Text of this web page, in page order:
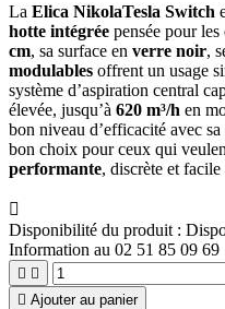
La Elica NikolaTesla Switch
hotte intégrée pensée pour
cm, sa surface en verre noir,
modulables offrent un usage
système d’aspiration central
élevée, jusqu’à 620 m³/h en
bon niveau d’efficacité avec sa
bon choix pour ceux qui
performante, discrète et facile

Disponibilité du produit :
Information au 02 51 85 09 69
 
 Ajouter au panier